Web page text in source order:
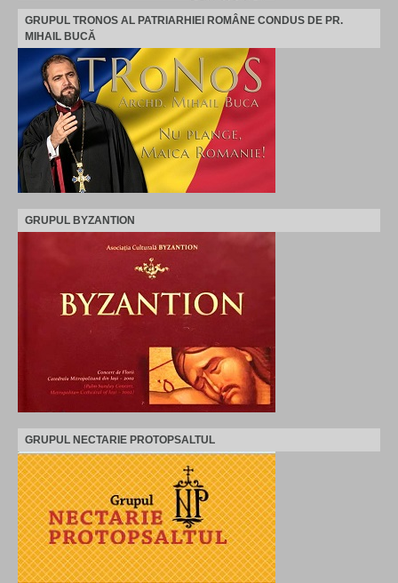
GRUPUL TRONOS AL PATRIARHIEI ROMÂNE CONDUS DE PR.
MIHAIL BUCĂ
GRUPUL BYZANTION
GRUPUL NECTARIE PROTOPSALTUL